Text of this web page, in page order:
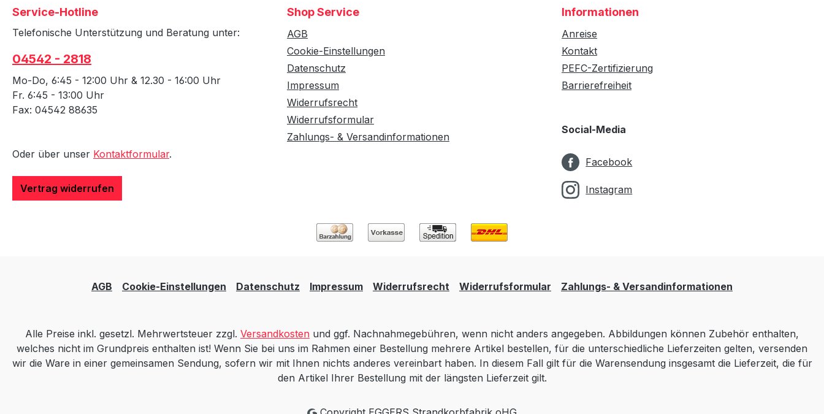
Service-Hotline
Telefonische Unterstützung und Beratung unter:
04542 - 2818
Mo-Do, 6:45 - 12:00 Uhr & 12.30 - 16:00 Uhr
Fr. 6:45 - 13:00 Uhr
Fax: 04542 88635
Oder über unser Kontaktformular.
Vertrag widerrufen
Shop Service
AGB
Cookie-Einstellungen
Datenschutz
Impressum
Widerrufsrecht
Widerrufsformular
Zahlungs- & Versandinformationen
Informationen
Anreise
Kontakt
PEFC-Zertifizierung
Barrierefreiheit
Social-Media
Facebook
Instagram
AGB Cookie-Einstellungen Datenschutz Impressum Widerrufsrecht Widerrufsformular Zahlungs- & Versandinformationen
Alle Preise inkl. gesetzl. Mehrwertsteuer zzgl. Versandkosten und ggf. Nachnahmegebühren, wenn nicht anders angegeben. Abbildungen können Zubehör enthalten,
welches nicht im Grundpreis enthalten ist! Wenn Sie bei uns im Rahmen einer Bestellung mehrere Artikel bestellen, für die unterschiedliche Lieferzeiten gelten, versenden
wir die Ware in einer gemeinsamen Sendung, sofern wir mit Ihnen nichts anderes vereinbart haben. In diesem Fall gilt für die Warensendung insgesamt die Lieferzeit, die für
den Artikel Ihrer Bestellung mit der längsten Lieferzeit gilt.